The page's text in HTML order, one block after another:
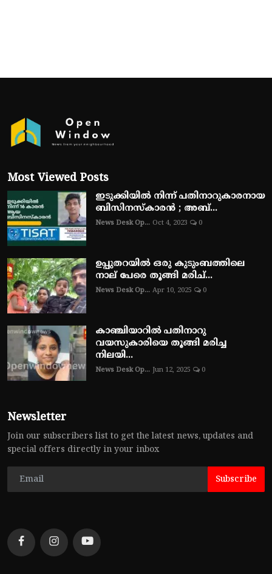
Most Viewed Posts
ഇടുക്കിയിൽ നിന്ന് പതിനാറുകാരനായ
ബിസിനസ്‌കാരൻ ; അബ്...
News Desk Op... Oct 4, 2023 0
ഉപ്പുതറയിൽ ഒരു കുടുംബത്തിലെ
നാല് പേരെ തൂങ്ങി മരിച്...
News Desk Op... Apr 10, 2025 0
കാഞ്ചിയാറിൽ പതിനാറു
വയസുകാരിയെ തൂങ്ങി മരിച്ച
നിലയി...
News Desk Op... Jun 12, 2025 0
Newsletter
Join our subscribers list to get the latest news, updates and
special offers directly in your inbox
Subscribe